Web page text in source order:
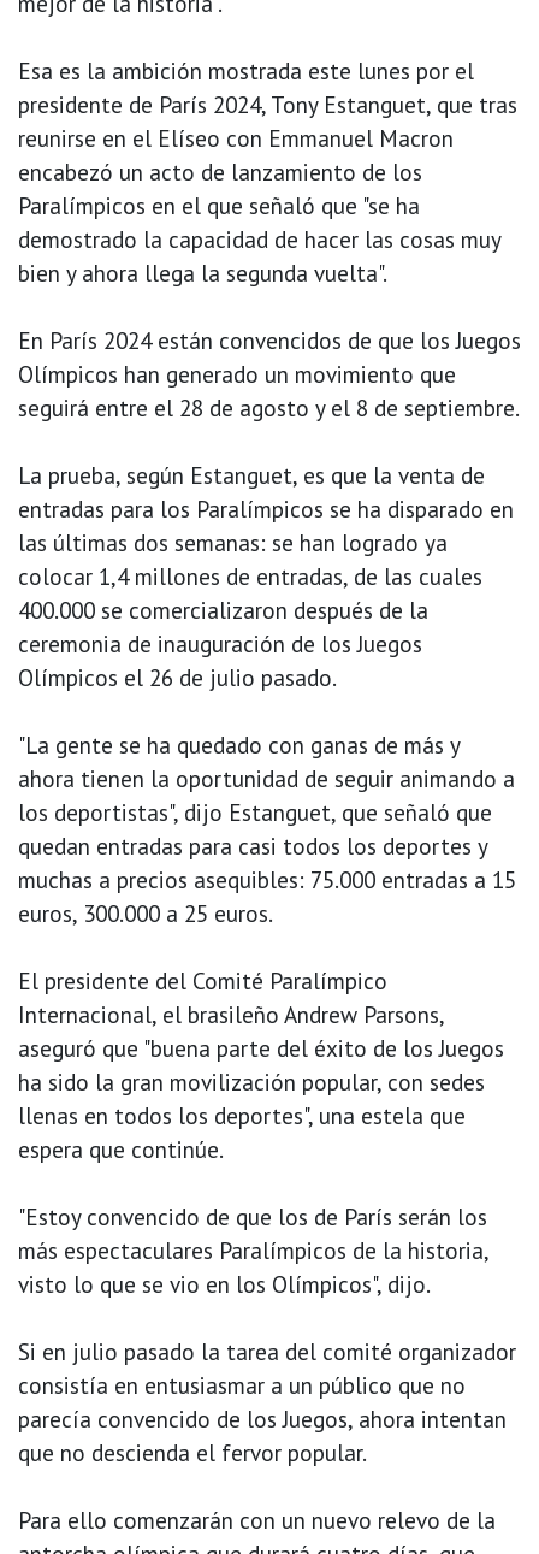
Esa es la ambición mostrada este lunes por el
presidente de París 2024, Tony Estanguet, que tras
reunirse en el Elíseo con Emmanuel Macron
encabezó un acto de lanzamiento de los
Paralímpicos en el que señaló que "se ha
demostrado la capacidad de hacer las cosas muy
bien y ahora llega la segunda vuelta".
En París 2024 están convencidos de que los Juegos
Olímpicos han generado un movimiento que
seguirá entre el 28 de agosto y el 8 de septiembre.
La prueba, según Estanguet, es que la venta de
entradas para los Paralímpicos se ha disparado en
las últimas dos semanas: se han logrado ya
colocar 1,4 millones de entradas, de las cuales
400.000 se comercializaron después de la
ceremonia de inauguración de los Juegos
Olímpicos el 26 de julio pasado.
"La gente se ha quedado con ganas de más y
ahora tienen la oportunidad de seguir animando a
los deportistas", dijo Estanguet, que señaló que
quedan entradas para casi todos los deportes y
muchas a precios asequibles: 75.000 entradas a 15
euros, 300.000 a 25 euros.
El presidente del Comité Paralímpico
Internacional, el brasileño Andrew Parsons,
aseguró que "buena parte del éxito de los Juegos
ha sido la gran movilización popular, con sedes
llenas en todos los deportes", una estela que
espera que continúe.
"Estoy convencido de que los de París serán los
más espectaculares Paralímpicos de la historia,
visto lo que se vio en los Olímpicos", dijo.
Si en julio pasado la tarea del comité organizador
consistía en entusiasmar a un público que no
parecía convencido de los Juegos, ahora intentan
que no descienda el fervor popular.
Para ello comenzarán con un nuevo relevo de la